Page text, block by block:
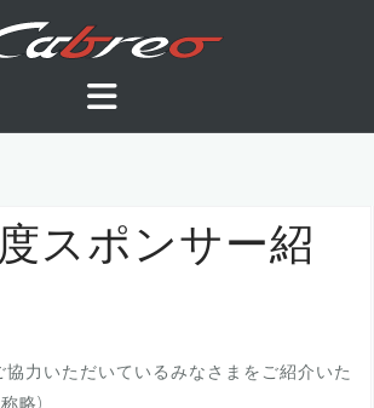
スポンサー紹
力いただいているみなさまをご紹介いた
略)